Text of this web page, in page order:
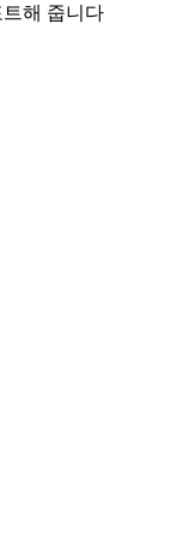
해 줍니다